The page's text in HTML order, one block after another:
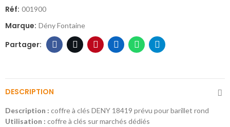
Réf: 001900
Marque: Dény Fontaine
DESCRIPTION
Description : coffre à clés DENY 18419 prévu pour barillet rond
Utilisation : coffre à clés sur marchés dédiés